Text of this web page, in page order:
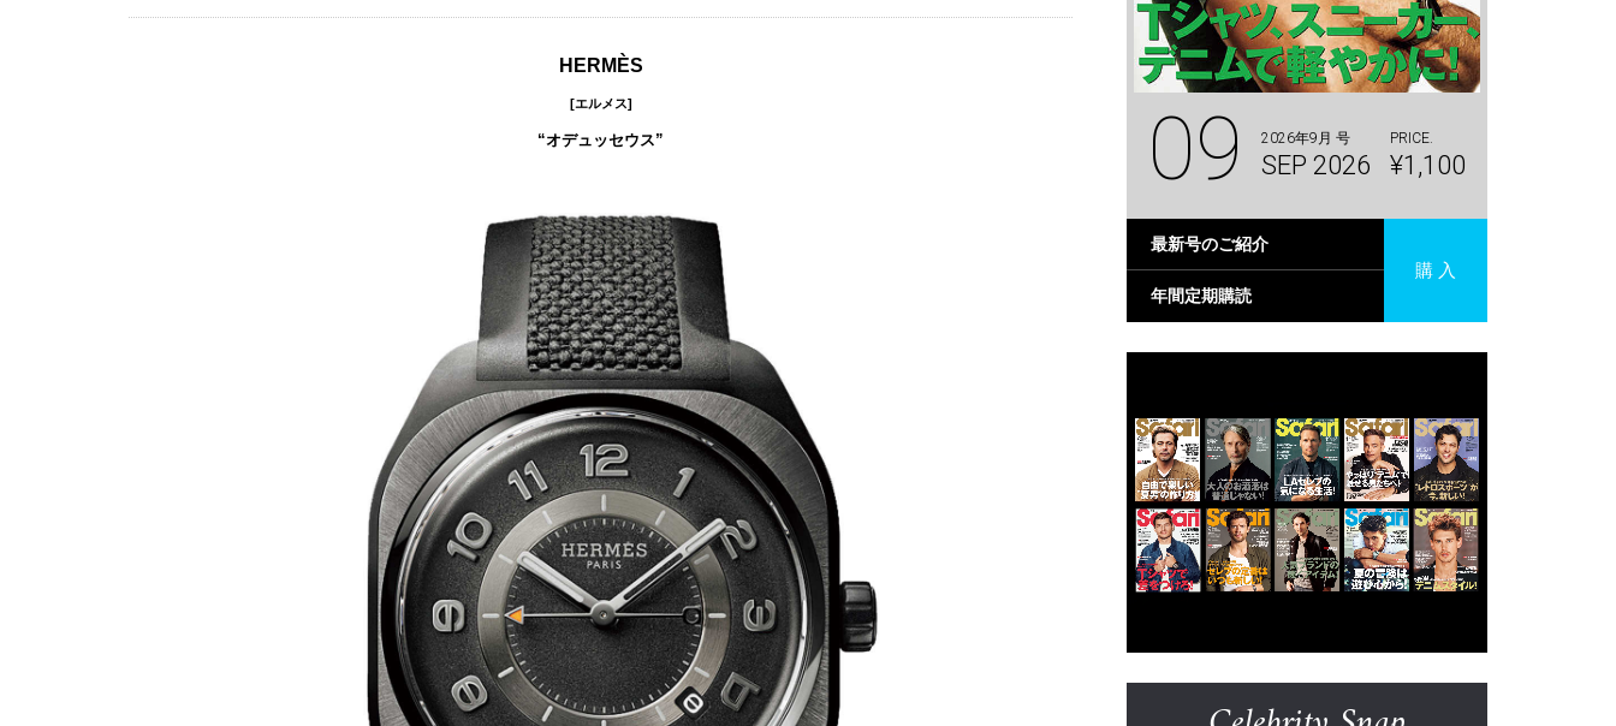
HERMÈS
[エルメス]
“オデュッセウス” 09 2026年9月 号
SEP 2026
PRICE.
¥1,100
最新号のご紹介
年間定期購読
購 入